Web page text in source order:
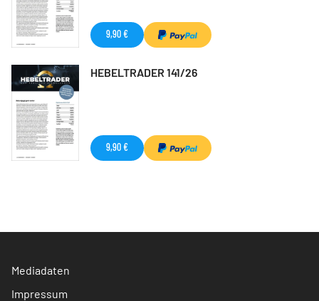
9,90 €
HEBELTRADER 141/26
9,90 €
Mediadaten
Impressum